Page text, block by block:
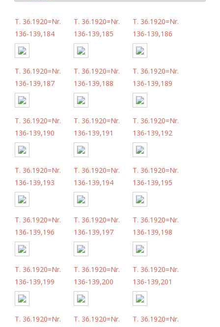
T. 36.1920=Nr.
136-139,184
T. 36.1920=Nr.
136-139,185
T. 36.1920=Nr.
136-139,186
T. 36.1920=Nr.
136-139,187
T. 36.1920=Nr.
136-139,188
T. 36.1920=Nr.
136-139,189
T. 36.1920=Nr.
136-139,190
T. 36.1920=Nr.
136-139,191
T. 36.1920=Nr.
136-139,192
T. 36.1920=Nr.
136-139,193
T. 36.1920=Nr.
136-139,194
T. 36.1920=Nr.
136-139,195
T. 36.1920=Nr.
136-139,196
T. 36.1920=Nr.
136-139,197
T. 36.1920=Nr.
136-139,198
T. 36.1920=Nr.
136-139,199
T. 36.1920=Nr.
136-139,200
T. 36.1920=Nr.
136-139,201
T. 36.1920=Nr.
T. 36.1920=Nr.
T. 36.1920=Nr.